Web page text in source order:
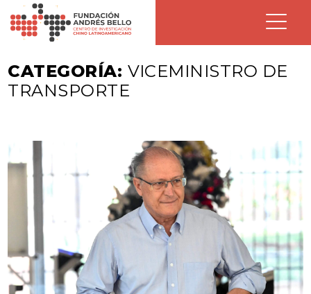
CATEGORÍA: VICEMINISTRO DE
TRANSPORTE